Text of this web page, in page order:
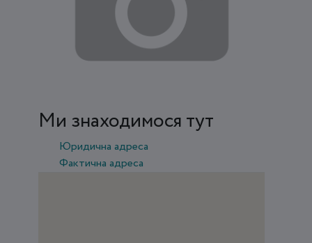
Ми знаходимося тут
Юридична адреса
Фактична адреса